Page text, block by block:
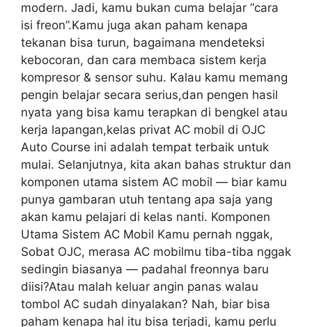
modern. Jadi, kamu bukan cuma belajar “cara
isi freon”.Kamu juga akan paham kenapa
tekanan bisa turun, bagaimana mendeteksi
kebocoran, dan cara membaca sistem kerja
kompresor & sensor suhu. Kalau kamu memang
pengin belajar secara serius,dan pengen hasil
nyata yang bisa kamu terapkan di bengkel atau
kerja lapangan,kelas privat AC mobil di OJC
Auto Course ini adalah tempat terbaik untuk
mulai. Selanjutnya, kita akan bahas struktur dan
komponen utama sistem AC mobil — biar kamu
punya gambaran utuh tentang apa saja yang
akan kamu pelajari di kelas nanti. Komponen
Utama Sistem AC Mobil Kamu pernah nggak,
Sobat OJC, merasa AC mobilmu tiba-tiba nggak
sedingin biasanya — padahal freonnya baru
diisi?Atau malah keluar angin panas walau
tombol AC sudah dinyalakan? Nah, biar bisa
paham kenapa hal itu bisa terjadi, kamu perlu